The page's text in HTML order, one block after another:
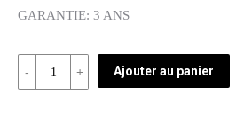
GARANTIE: 3 ANS
Quantité
REF:
Ajouter au panier